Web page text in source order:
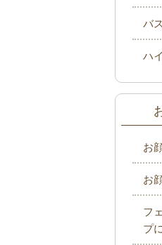
バ
ハ
お
お
フ
プ